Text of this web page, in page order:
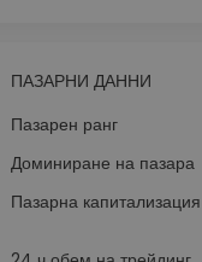
ПАЗАРНИ ДАННИ
Пазарен ранг
Доминиране на пазара
Пазарна капитализация